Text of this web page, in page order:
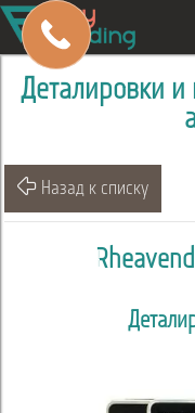
Деталировки
Назад к списку